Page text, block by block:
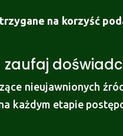
na korzyść
nieujawnionych
każdym etapie